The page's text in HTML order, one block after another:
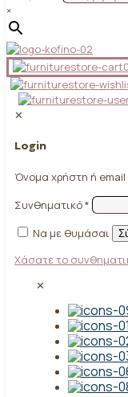
×
0
✕
Login
Όνομα χρήστη ή email
Συνθηματικό*
Να με θυμάσαι
Χάσατε το
✕